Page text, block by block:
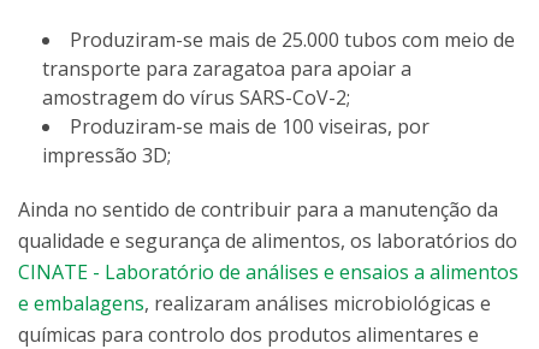
Produziram-se mais de 25.000 tubos com meio de
transporte para zaragatoa para apoiar a
amostragem do vírus SARS-CoV-2;
Produziram-se mais de 100 viseiras, por
impressão 3D;
Ainda no sentido de contribuir para a manutenção da
qualidade e segurança de alimentos, os laboratórios do
CINATE - Laboratório de análises e ensaios a alimentos
e embalagens, realizaram análises microbiológicas e
químicas para controlo dos produtos alimentares e